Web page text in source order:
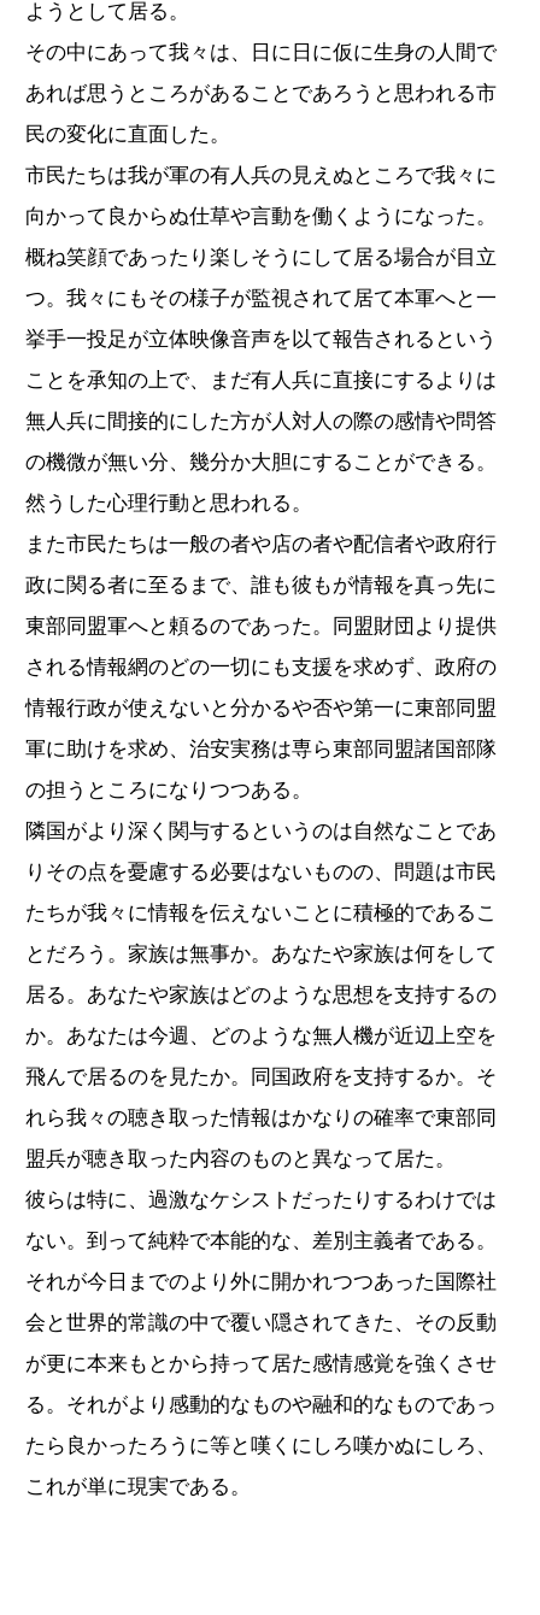
ようとして居る。
その中にあって我々は、日に日に仮に生身の人間で
あれば思うところがあることであろうと思われる市
民の変化に直面した。
市民たちは我が軍の有人兵の見えぬところで我々に
向かって良からぬ仕草や言動を働くようになった。
概ね笑顔であったり楽しそうにして居る場合が目立
つ。我々にもその様子が監視されて居て本軍へと一
挙手一投足が立体映像音声を以て報告されるという
ことを承知の上で、まだ有人兵に直接にするよりは
無人兵に間接的にした方が人対人の際の感情や問答
の機微が無い分、幾分か大胆にすることができる。
然うした心理行動と思われる。
また市民たちは一般の者や店の者や配信者や政府行
政に関る者に至るまで、誰も彼もが情報を真っ先に
東部同盟軍へと頼るのであった。同盟財団より提供
される情報網のどの一切にも支援を求めず、政府の
情報行政が使えないと分かるや否や第一に東部同盟
軍に助けを求め、治安実務は専ら東部同盟諸国部隊
の担うところになりつつある。
隣国がより深く関与するというのは自然なことであ
りその点を憂慮する必要はないものの、問題は市民
たちが我々に情報を伝えないことに積極的であるこ
とだろう。家族は無事か。あなたや家族は何をして
居る。あなたや家族はどのような思想を支持するの
か。あなたは今週、どのような無人機が近辺上空を
飛んで居るのを見たか。同国政府を支持するか。そ
れら我々の聴き取った情報はかなりの確率で東部同
盟兵が聴き取った内容のものと異なって居た。
彼らは特に、過激なケシストだったりするわけでは
ない。到って純粋で本能的な、差別主義者である。
それが今日までのより外に開かれつつあった国際社
会と世界的常識の中で覆い隠されてきた、その反動
が更に本来もとから持って居た感情感覚を強くさせ
る。それがより感動的なものや融和的なものであっ
たら良かったろうに等と嘆くにしろ嘆かぬにしろ、
これが単に現実である。